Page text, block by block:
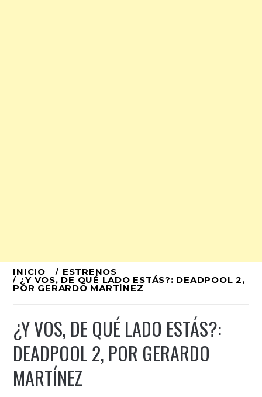
Ir
al
INICIO ESTRENOS
¿Y VOS, DE QUÉ LADO ESTÁS?: DEADPOOL 2,
POR GERARDO MARTÍNEZ
¿Y VOS, DE QUÉ LADO ESTÁS?:
DEADPOOL 2, POR GERARDO
MARTÍNEZ